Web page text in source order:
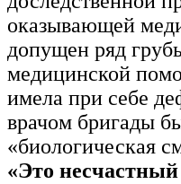
оказывающей
допущен ряд
медицинской
имела при себе
врачом бригады
«биологическая
«Это